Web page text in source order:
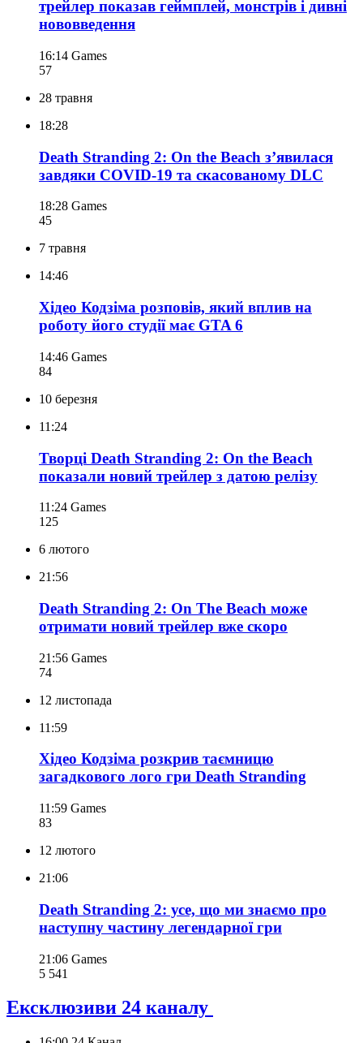
трейлер показав геймплей, монстрів і дивні
нововведення
16:14 Games
57
28 травня
18:28
Death Stranding 2: On the Beach зʼявилася
завдяки COVID-19 та скасованому DLC
18:28 Games
45
7 травня
14:46
Хідео Кодзіма розповів, який вплив на
роботу його студії має GTA 6
14:46 Games
84
10 березня
11:24
Творці Death Stranding 2: On the Beach
показали новий трейлер з датою релізу
11:24 Games
125
6 лютого
21:56
Death Stranding 2: On The Beach може
отримати новий трейлер вже скоро
21:56 Games
74
12 листопада
11:59
Хідео Кодзіма розкрив таємницю
загадкового лого гри Death Stranding
11:59 Games
83
12 лютого
21:06
Death Stranding 2: усе, що ми знаємо про
наступну частину легендарної гри
21:06 Games
5 541
Ексклюзиви 24 каналу